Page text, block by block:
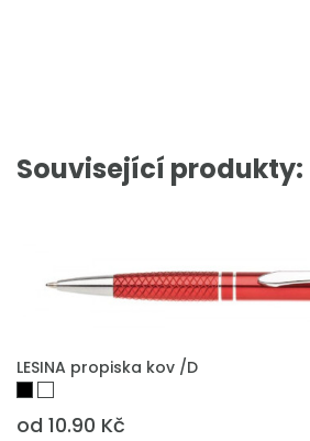
Související produkty:
LESINA propiska kov /D
od 10.90 Kč